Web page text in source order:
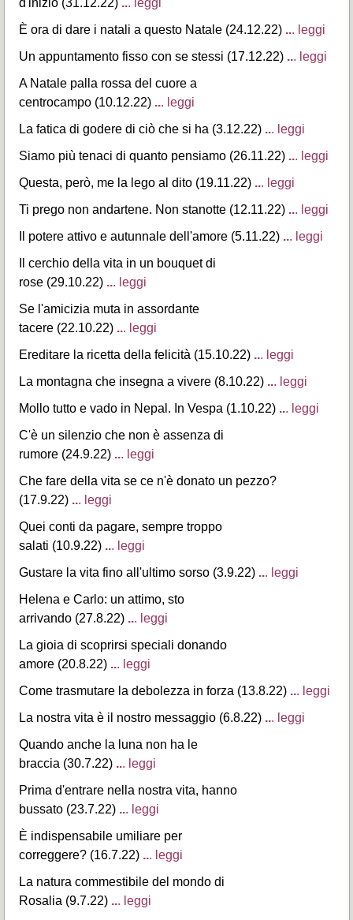
d'inizio (31.12.22) ... leggi
È ora di dare i natali a questo Natale (24.12.22) ... leggi
Un appuntamento fisso con se stessi (17.12.22) ... leggi
A Natale palla rossa del cuore a
centrocampo (10.12.22) ... leggi
La fatica di godere di ciò che si ha (3.12.22) ... leggi
Siamo più tenaci di quanto pensiamo (26.11.22) ... leggi
Questa, però, me la lego al dito (19.11.22) ... leggi
Ti prego non andartene. Non stanotte (12.11.22) ... leggi
Il potere attivo e autunnale dell'amore (5.11.22) ... leggi
Il cerchio della vita in un bouquet di
rose (29.10.22) ... leggi
Se l'amicizia muta in assordante
tacere (22.10.22) ... leggi
Ereditare la ricetta della felicità (15.10.22) ... leggi
La montagna che insegna a vivere (8.10.22) ... leggi
Mollo tutto e vado in Nepal. In Vespa (1.10.22) ... leggi
C'è un silenzio che non è assenza di
rumore (24.9.22) ... leggi
Che fare della vita se ce n'è donato un pezzo?
(17.9.22) ... leggi
Quei conti da pagare, sempre troppo
salati (10.9.22) ... leggi
Gustare la vita fino all'ultimo sorso (3.9.22) ... leggi
Helena e Carlo: un attimo, sto
arrivando (27.8.22) ... leggi
La gioia di scoprirsi speciali donando
amore (20.8.22) ... leggi
Come trasmutare la debolezza in forza (13.8.22) ... leggi
La nostra vita è il nostro messaggio (6.8.22) ... leggi
Quando anche la luna non ha le
braccia (30.7.22) ... leggi
Prima d'entrare nella nostra vita, hanno
bussato (23.7.22) ... leggi
È indispensabile umiliare per
correggere? (16.7.22) ... leggi
La natura commestibile del mondo di
Rosalia (9.7.22) ... leggi